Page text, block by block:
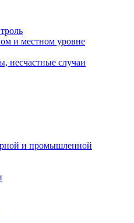
и местном уровне
несчастные случаи
и промышленной